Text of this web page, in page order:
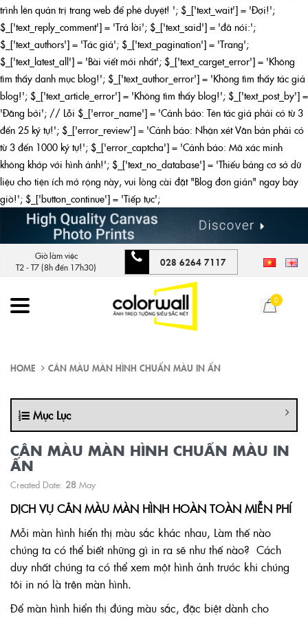
trình lên quản trị trang web để phê duyệt! '; $_['text_wait'] = 'Đợi!';
$_['text_reply_comment'] = 'Trả lời'; $_['text_said'] = 'đã nói:';
$_['text_authors'] = 'Tác giả'; $_['text_pagination'] = 'Trang';
$_['text_latest_all'] = 'Bài viết mới nhất'; $_['text_carget_error'] = 'Không
tìm thấy danh mục blog!'; $_['text_author_error'] = 'Không tìm thấy tác giả
blog!'; $_['text_article_error'] = 'Không tìm thấy blog!'; $_['text_post_by'] =
'Đăng bởi'; // Lỗi $_['error_name'] = 'Cảnh báo: Tên tác giả phải có từ 3
đến 25 ký tự!'; $_['error_review'] = 'Cảnh báo: Nhận xét Văn bản phải có
từ 3 đến 1000 ký tự!'; $_['error_captcha'] = 'Cảnh báo: Mã xác minh
không khớp với hình ảnh!'; $_['text_no_database'] = 'Thiếu bảng cơ sở dữ
liệu cho tiện ích mở rộng này, vui lòng cài đặt "Blog đơn giản" ngay bây
giờ!'; $_['button_continue'] = 'Tiếp tục';
Giờ làm việc
T2 - T7 (8h đến 17h30)
028 6264 7117
0
HOME CÂN MÀU MÀN HÌNH CHUẨN MÀU IN ẤN
Mục Lục
CÂN MÀU MÀN HÌNH CHUẨN MÀU IN
ẤN
Created Date: 28 May
DỊCH VỤ CÂN MÀU MÀN HÌNH HOÀN TOÀN MIỄN PHÍ
Mỗi màn hình hiển thị màu sắc khác nhau, Làm thế nào
chúng ta có thể biết những gì in ra sẽ như thế nào? Cách
duy nhất chúng ta có thể xem một hình ảnh trước khi chúng
tôi in nó là trên màn hình.
Để màn hình hiển thị đúng màu sắc, đặc biệt dành cho